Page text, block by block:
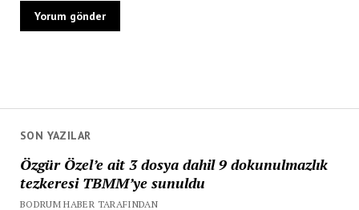
SON YAZILAR
Özgür Özel’e ait 3 dosya dahil 9 dokunulmazlık
tezkeresi TBMM’ye sunuldu
BODRUM HABER TARAFINDAN